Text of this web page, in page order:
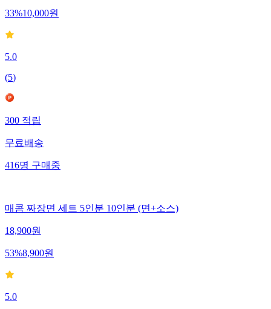
33%10,000원
5.0
(5)
300 적립
무료배송
416명 구매중
매콤 짜장면 세트 5인분 10인분 (면+소스)
18,900원
53%8,900원
5.0